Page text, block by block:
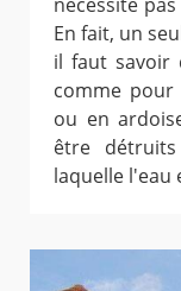
En fait, un
il faut savoir
comme pour
ou en
être
laquelle l'eau